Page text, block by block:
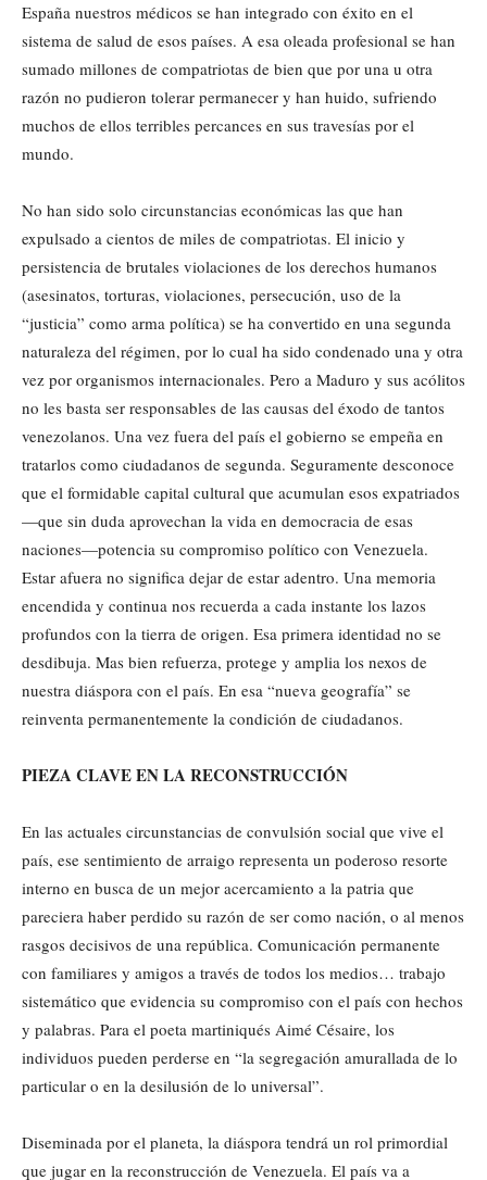
España nuestros médicos se han integrado con éxito en el
sistema de salud de esos países. A esa oleada profesional se han
sumado millones de compatriotas de bien que por una u otra
razón no pudieron tolerar permanecer y han huido, sufriendo
muchos de ellos terribles percances en sus travesías por el
mundo.
No han sido solo circunstancias económicas las que han
expulsado a cientos de miles de compatriotas. El inicio y
persistencia de brutales violaciones de los derechos humanos
(asesinatos, torturas, violaciones, persecución, uso de la
“justicia” como arma política) se ha convertido en una segunda
naturaleza del régimen, por lo cual ha sido condenado una y otra
vez por organismos internacionales. Pero a Maduro y sus acólitos
no les basta ser responsables de las causas del éxodo de tantos
venezolanos. Una vez fuera del país el gobierno se empeña en
tratarlos como ciudadanos de segunda. Seguramente desconoce
que el formidable capital cultural que acumulan esos expatriados
—que sin duda aprovechan la vida en democracia de esas
naciones—potencia su compromiso político con Venezuela.
Estar afuera no significa dejar de estar adentro. Una memoria
encendida y continua nos recuerda a cada instante los lazos
profundos con la tierra de origen. Esa primera identidad no se
desdibuja. Mas bien refuerza, protege y amplia los nexos de
nuestra diáspora con el país. En esa “nueva geografía” se
reinventa permanentemente la condición de ciudadanos.
PIEZA CLAVE EN LA RECONSTRUCCIÓN
En las actuales circunstancias de convulsión social que vive el
país, ese sentimiento de arraigo representa un poderoso resorte
interno en busca de un mejor acercamiento a la patria que
pareciera haber perdido su razón de ser como nación, o al menos
rasgos decisivos de una república. Comunicación permanente
con familiares y amigos a través de todos los medios… trabajo
sistemático que evidencia su compromiso con el país con hechos
y palabras. Para el poeta martiniqués Aimé Césaire, los
individuos pueden perderse en “la segregación amurallada de lo
particular o en la desilusión de lo universal”.
Diseminada por el planeta, la diáspora tendrá un rol primordial
que jugar en la reconstrucción de Venezuela. El país va a